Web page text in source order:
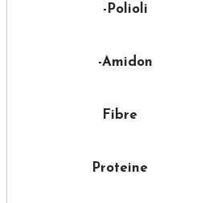
-Polioli
-Amidon
Fibre
Proteine